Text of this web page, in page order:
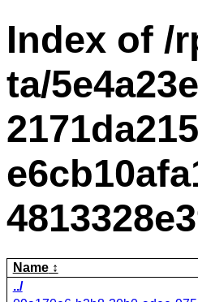
Index of /
ta/
Name
../